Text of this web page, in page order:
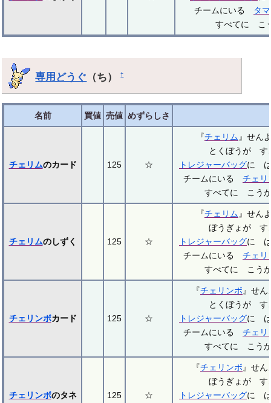
チームにいる
タ
すべてに こ
専用どうぐ （ち）†
名前 買値 売値 めずらしさ
チェリムのカード 125 ☆
『チェリム 』せん
とくぼうが す
トレジャーバッグに は
チームにいる チェリ
すべてに こう
チェリムのしずく 125 ☆
『チェリム 』せん
ぼうぎょが す
トレジャーバッグに は
チームにいる チェリ
すべてに こう
チェリンボカード 125 ☆
『チェリンボ 』せ
とくぼうが す
トレジャーバッグに は
チームにいる チェリ
すべてに こう
チェリンボのタネ 125 ☆
『チェリンボ 』せ
ぼうぎょが す
トレジャーバッグに は